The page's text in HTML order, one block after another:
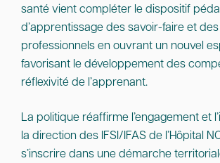
santé vient compléter le dispositif
d’apprentissage des savoir-faire et
professionnels en ouvrant un nouvel
favorisant le développement des
réflexivité de l’apprenant.
La politique réaffirme l’engagement et
la direction des IFSI/IFAS de l’Hôpital
s’inscrire dans une démarche